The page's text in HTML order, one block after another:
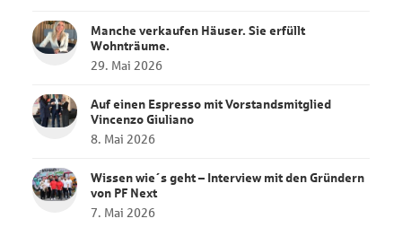
Manche verkaufen Häuser. Sie erfüllt
Wohnträume.
29. Mai 2026
Auf einen Espresso mit Vorstandsmitglied
Vincenzo Giuliano
8. Mai 2026
Wissen wie´s geht – Interview mit den Gründern
von PF Next
7. Mai 2026